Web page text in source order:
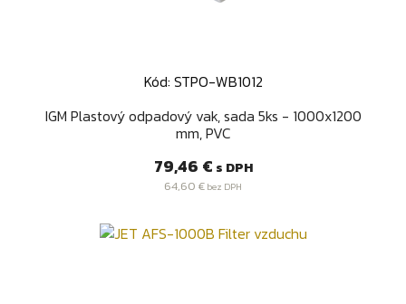
Kód: STPO-WB1012
IGM Plastový odpadový vak, sada 5ks - 1000x1200
mm, PVC
Cena
79,46 € s DPH
64,60 € bez DPH